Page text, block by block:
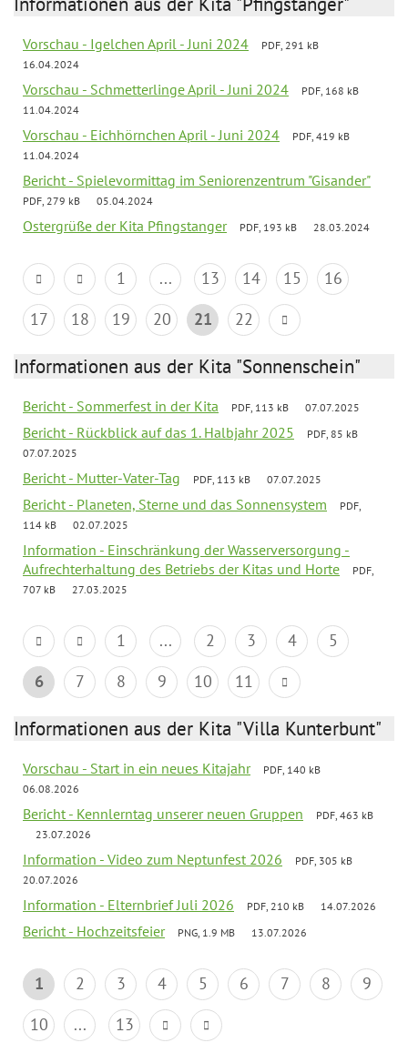
Vorschau - Igelchen April - Juni 2024
PDF, 291 kB
16.04.2024
Vorschau - Schmetterlinge April - Juni 2024
PDF, 168 kB
11.04.2024
Vorschau - Eichhörnchen April - Juni 2024
PDF, 419 kB
11.04.2024
Bericht - Spielevormittag im Seniorenzentrum "Gisander"
PDF, 279 kB 05.04.2024
Ostergrüße der Kita Pfingstanger PDF, 193 kB 28.03.2024
1 ... 13 14 15
16
17
18 19 20 21 22
Informationen aus der Kita "Sonnenschein"
Bericht - Sommerfest in der Kita PDF, 113 kB 07.07.2025
Bericht - Rückblick auf das 1. Halbjahr 2025
PDF, 85 kB
07.07.2025
Bericht - Mutter-Vater-Tag PDF, 113 kB 07.07.2025
Bericht - Planeten, Sterne und das Sonnensystem
PDF,
114 kB
02.07.2025
Information - Einschränkung der Wasserversorgung -
Aufrechterhaltung des Betriebs der Kitas und Horte
PDF,
707 kB
27.03.2025
1 ... 2 3 4
5
6
7 8 9 10 11
Informationen aus der Kita "Villa Kunterbunt"
Vorschau - Start in ein neues Kitajahr
PDF, 140 kB
06.08.2026
Bericht - Kennlerntag unserer neuen Gruppen
PDF, 463 kB
23.07.2026
Information - Video zum Neptunfest 2026
PDF, 305 kB
20.07.2026
Information - Elternbrief Juli 2026 PDF, 210 kB 14.07.2026
Bericht - Hochzeitsfeier PNG, 1.9 MB 13.07.2026
1 2 3 4 5 6 7 8
9
10
... 13